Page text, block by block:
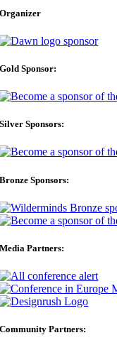
Organizer
Gold Sponsor:
Silver Sponsors:
Bronze Sponsors:
Media Partners:
Community Partners: